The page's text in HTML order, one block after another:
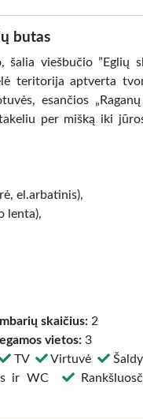
butas
viešbučio ”Eglių
teritorija aptverta
esančios „Raganų
per mišką iki
el.arbatinis),
lenta),
skaičius: 2
vietos: 3
TV Virtuvė
ir WC